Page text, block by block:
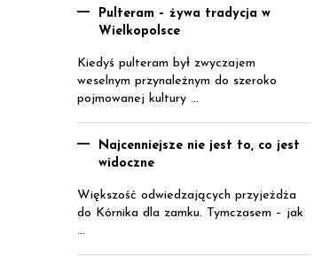
Pulteram – żywa tradycja w
Wielkopolsce
Kiedyś pulteram był zwyczajem
weselnym przynależnym do szeroko
pojmowanej kultury ...
Najcenniejsze nie jest to, co jest
widoczne
Większość odwiedzających przyjeżdża
do Kórnika dla zamku. Tymczasem – jak
...